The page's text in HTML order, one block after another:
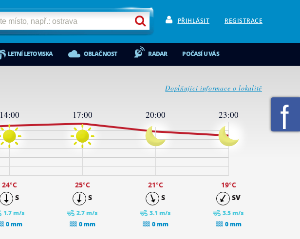
PŘIHLÁSIT REGISTRACE
LETNÍ LETOVISKA OBLAČNOST RADAR POČASÍ U VÁS
Doplňující informace o lokalitě
14:00
24°C
S
1.7 m/s
0 mm
17:00
25°C
S
2.7 m/s
0 mm
20:00
21°C
S
3.1 m/s
0 mm
23:00
19°C
SV
3.5 m/s
0 mm